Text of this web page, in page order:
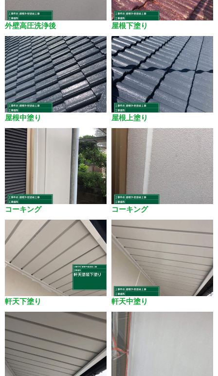
外壁高圧洗浄後 屋根下塗り
屋根中塗り 屋根上塗り
コーキング コーキング
軒天下塗り 軒天中塗り